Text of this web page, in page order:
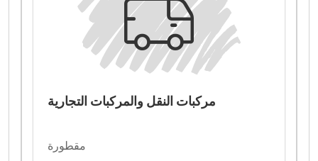
مركبات النقل والمركبات التجارية
مقطورة